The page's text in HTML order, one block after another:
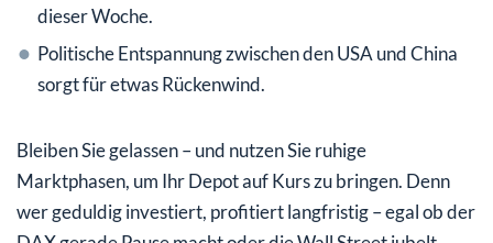
dieser Woche.
Politische Entspannung zwischen den USA und China
sorgt für etwas Rückenwind.
Bleiben Sie gelassen – und nutzen Sie ruhige
Marktphasen, um Ihr Depot auf Kurs zu bringen. Denn
wer geduldig investiert, profitiert langfristig – egal ob der